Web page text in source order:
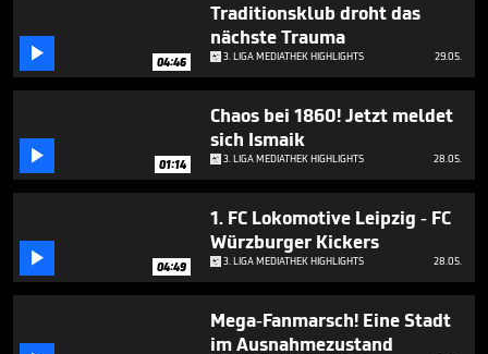
 04:46
Traditionsklub droht das
nächste Trauma
3. LIGA MEDIATHEK HIGHLIGHTS 29.05.
 01:14
Chaos bei 1860! Jetzt meldet
sich Ismaik
3. LIGA MEDIATHEK HIGHLIGHTS 28.05.
 04:49
1. FC Lokomotive Leipzig - FC
Würzburger Kickers
3. LIGA MEDIATHEK HIGHLIGHTS 28.05.
Mega-Fanmarsch! Eine Stadt
im Ausnahmezustand